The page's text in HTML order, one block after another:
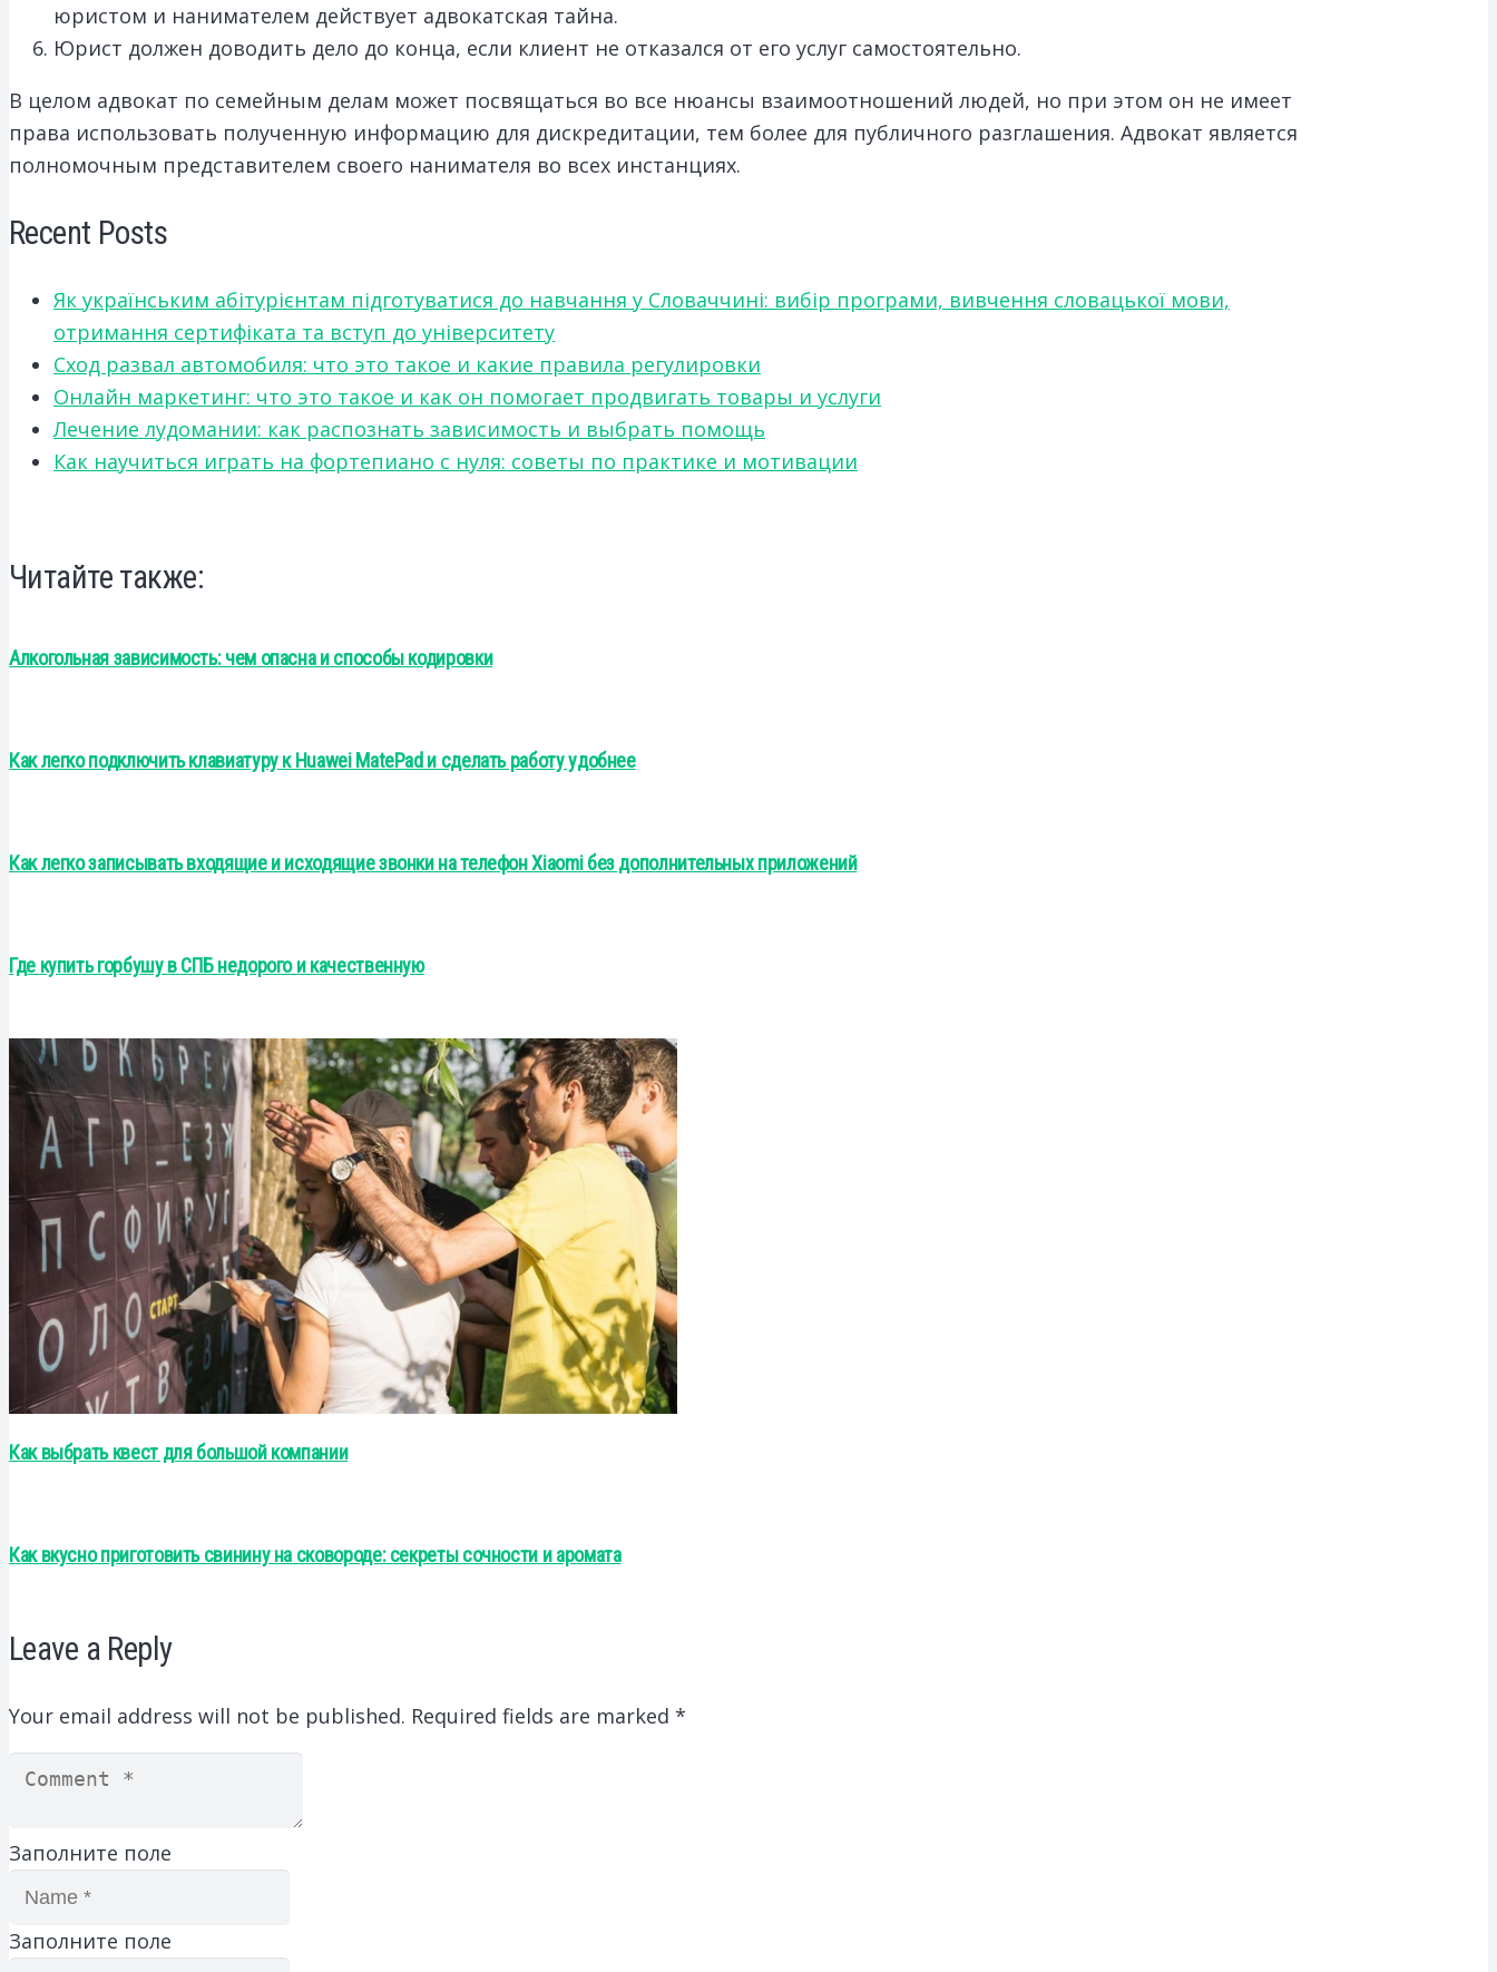
юристом и нанимателем действует адвокатская тайна.
Юрист должен доводить дело до конца, если клиент не отказался от его услуг самостоятельно.
В целом адвокат по семейным делам может посвящаться во все нюансы взаимоотношений людей, но при этом он не имеет
права использовать полученную информацию для дискредитации, тем более для публичного разглашения. Адвокат является
полномочным представителем своего нанимателя во всех инстанциях.
Recent Posts
Як українським абітурієнтам підготуватися до навчання у Словаччині: вибір програми, вивчення словацької мови,
отримання сертифіката та вступ до університету
Сход развал автомобиля: что это такое и какие правила регулировки
Онлайн маркетинг: что это такое и как он помогает продвигать товары и услуги
Лечение лудомании: как распознать зависимость и выбрать помощь
Как научиться играть на фортепиано с нуля: советы по практике и мотивации
Читайте также:
Алкогольная зависимость: чем опасна и способы кодировки
Как легко подключить клавиатуру к Huawei MatePad и сделать работу удобнее
Как легко записывать входящие и исходящие звонки на телефон Xiaomi без дополнительных приложений
Где купить горбушу в СПБ недорого и качественную
Как выбрать квест для большой компании
Как вкусно приготовить свинину на сковороде: секреты сочности и аромата
Leave a Reply
Your email address will not be published. Required fields are marked *
Заполните поле
Заполните поле